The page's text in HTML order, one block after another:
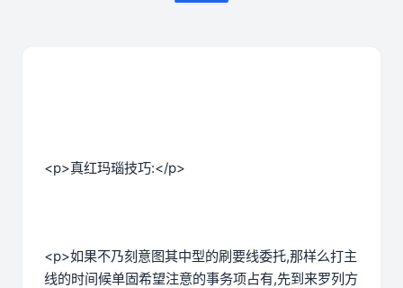
<p>真红玛瑙技巧:</p>
<p>如果不乃刻意图其中型的刷要线委托,那样么打主
线的时间候单固希望注意的事务项占有,先到来罗列方